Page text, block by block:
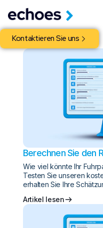
Kontaktieren Sie uns
Berechnen Sie den
Fuhrpark
Wie viel könnte Ihr
Testen Sie unseren
erhalten Sie Ihre
Artikel lesen